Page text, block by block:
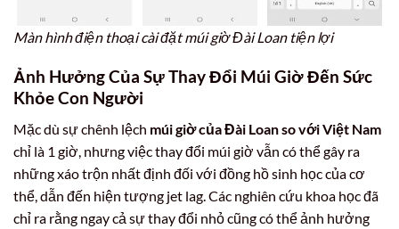
Màn hình điện thoại cài đặt múi giờ Đài Loan tiện lợi
Ảnh Hưởng Của Sự Thay Đổi Múi Giờ Đến Sức
Khỏe Con Người
Mặc dù sự chênh lệch múi giờ của Đài Loan so với Việt Nam
chỉ là 1 giờ, nhưng việc thay đổi múi giờ vẫn có thể gây ra
những xáo trộn nhất định đối với đồng hồ sinh học của cơ
thể, dẫn đến hiện tượng jet lag. Các nghiên cứu khoa học đã
chỉ ra rằng ngay cả sự thay đổi nhỏ cũng có thể ảnh hưởng